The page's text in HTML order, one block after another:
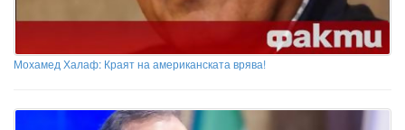
Мохамед Халаф: Краят на американската врява!